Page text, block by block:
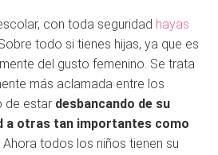
con toda seguridad hayas
todo si tienes hijas, ya que es
del gusto femenino. Se trata
más aclamada entre los
de estar desbancando de su
a otras tan importantes como
Ahora todos los niños tienen su